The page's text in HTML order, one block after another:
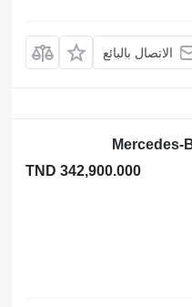
الاتصال بالبائع
Mercedes-
TND 342,900.000